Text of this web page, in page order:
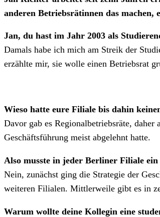
anderen Betriebsrätinnen das
Jan, du hast im Jahr 2003 als
Damals habe ich mich am Streik der
erzählte mir, sie wolle einen Betriebsrat
Wieso hatte eure Filiale bis dahin
Davor gab es Regionalbetriebsräte,
Geschäftsführung meist abgelehnt hatte.
Also musste in jeder Berliner Filiale
Nein, zunächst ging die Strategie der
weiteren Filialen. Mittlerweile gibt es in
Warum wollte deine Kollegin eine